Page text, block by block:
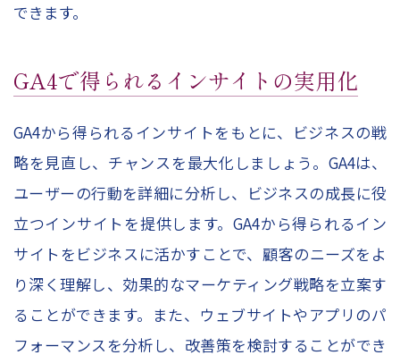
できます。
GA4で得られるインサイトの実用化
GA4から得られるインサイトをもとに、ビジネスの戦
略を見直し、チャンスを最大化しましょう。GA4は、
ユーザーの行動を詳細に分析し、ビジネスの成長に役
立つインサイトを提供します。GA4から得られるイン
サイトをビジネスに活かすことで、顧客のニーズをよ
り深く理解し、効果的なマーケティング戦略を立案す
ることができます。また、ウェブサイトやアプリのパ
フォーマンスを分析し、改善策を検討することができ